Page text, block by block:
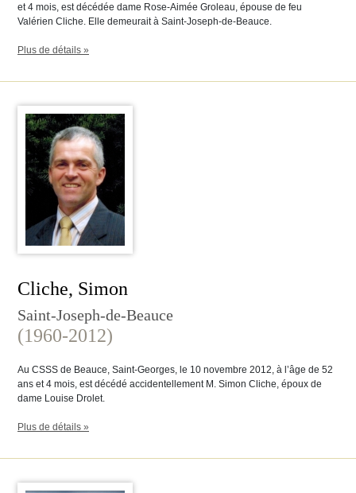
et 4 mois, est décédée dame Rose-Aimée Groleau, épouse de feu
Valérien Cliche. Elle demeurait à Saint-Joseph-de-Beauce.
Plus de détails »
Cliche, Simon
Saint-Joseph-de-Beauce
(1960-2012)
Au CSSS de Beauce, Saint-Georges, le 10 novembre 2012, à l’âge de 52
ans et 4 mois, est décédé accidentellement M. Simon Cliche, époux de
dame Louise Drolet.
Plus de détails »